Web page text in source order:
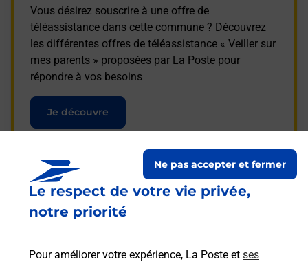
Le respect de votre vie privée,
notre priorité
Pour améliorer votre expérience, La Poste et ses
Ne pas accepter et fermer
Vous désirez souscrire à une offre de
téléassistance dans cette commune ? Découvrez
les différentes offres de téléassistance « Veiller sur
mes parents » proposées par La Poste pour
répondre à vos besoins
Je découvre
Questions fréquemment
posées